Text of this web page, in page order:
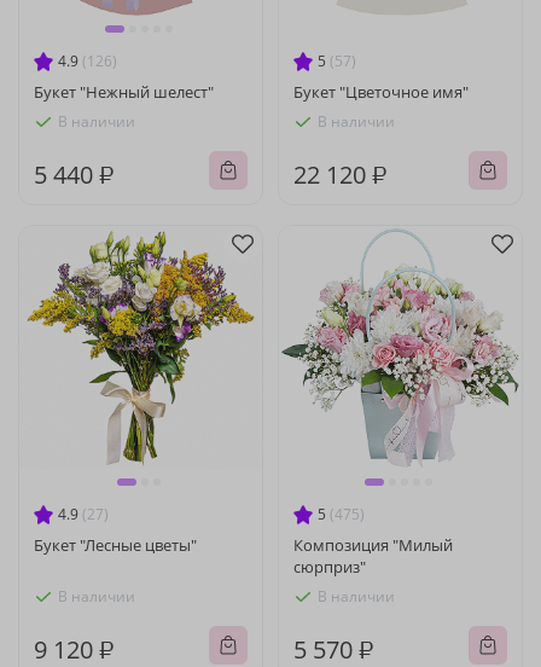
4.9 (126)
Букет "Нежный шелест"
В наличии
5 440 ₽
5 (57)
Букет "Цветочное имя"
В наличии
22 120 ₽
4.9 (27)
Букет "Лесные цветы"
В наличии
9 120 ₽
5 (475)
Композиция "Милый
сюрприз"
В наличии
5 570 ₽